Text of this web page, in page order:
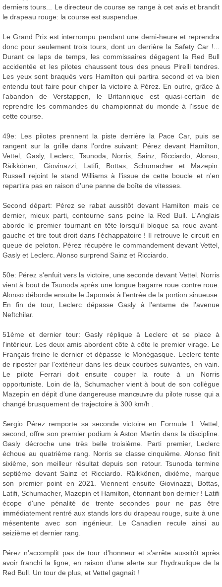
derniers tours... Le directeur de course se range à cet avis et brandit
le drapeau rouge: la course est suspendue.
Le Grand Prix est interrompu pendant une demi-heure et reprendra
donc pour seulement trois tours, dont un derrière la Safety Car !...
Durant ce laps de temps, les commissaires dégagent la Red Bull
accidentée et les pilotes chaussent tous des pneus Pirelli tendres.
Les yeux sont braqués vers Hamilton qui partira second et va bien
entendu tout faire pour chiper la victoire à Pérez. En outre, grâce à
l'abandon de Verstappen, le Britannique est quasi-certain de
reprendre les commandes du championnat du monde à l'issue de
cette course.
49e: Les pilotes prennent la piste derrière la Pace Car, puis se
rangent sur la grille dans l'ordre suivant: Pérez devant Hamilton,
Vettel, Gasly, Leclerc, Tsunoda, Norris, Sainz, Ricciardo, Alonso,
Räikkönen, Giovinazzi, Latifi, Bottas, Schumacher et Mazepin.
Russell rejoint le stand Williams à l'issue de cette boucle et n'en
repartira pas en raison d'une panne de boîte de vitesses.
Second départ: Pérez se rabat aussitôt devant Hamilton mais ce
dernier, mieux parti, contourne sans peine la Red Bull. L'Anglais
aborde le premier tournant en tête lorsqu'il bloque sa roue avant-
gauche et tire tout droit dans l'échappatoire ! Il retrouve le circuit en
queue de peloton. Pérez récupère le commandement devant Vettel,
Gasly et Leclerc. Alonso surprend Sainz et Ricciardo.
50e: Pérez s'enfuit vers la victoire, une seconde devant Vettel. Norris
vient à bout de Tsunoda après une longue bagarre roue contre roue.
Alonso déborde ensuite le Japonais à l'entrée de la portion sinueuse.
En fin de tour, Leclerc dépasse Gasly à l'entame de l'avenue
Neftchilar.
51ème et dernier tour: Gasly réplique à Leclerc et se place à
l'intérieur. Les deux amis abordent côte à côte le premier virage. Le
Français freine le dernier et dépasse le Monégasque. Leclerc tente
de riposter par l'extérieur dans les deux courbes suivantes, en vain.
Le pilote Ferrari doit ensuite couper la route à un Norris
opportuniste. Loin de là, Schumacher vient à bout de son collègue
Mazepin en dépit d'une dangereuse manœuvre du pilote russe qui a
changé brusquement de trajectoire à 300 km/h .
Sergio Pérez remporte sa seconde victoire en Formule 1. Vettel,
second, offre son premier podium à Aston Martin dans la discipline.
Gasly décroche une très belle troisième. Parti premier, Leclerc
échoue au quatrième rang. Norris se classe cinquième. Alonso finit
sixième, son meilleur résultat depuis son retour. Tsunoda termine
septième devant Sainz et Ricciardo. Räikkönen, dixième, marque
son premier point en 2021. Viennent ensuite Giovinazzi, Bottas,
Latifi, Schumacher, Mazepin et Hamilton, étonnant bon dernier ! Latifi
écope d'une pénalité de trente secondes pour ne pas être
immédiatement rentré aux stands lors du drapeau rouge, suite à une
mésentente avec son ingénieur. Le Canadien recule ainsi au
seizième et dernier rang.
Pérez n'accomplit pas de tour d'honneur et s'arrête aussitôt après
avoir franchi la ligne, en raison d'une alerte sur l'hydraulique de la
Red Bull. Un tour de plus, et Vettel gagnait !